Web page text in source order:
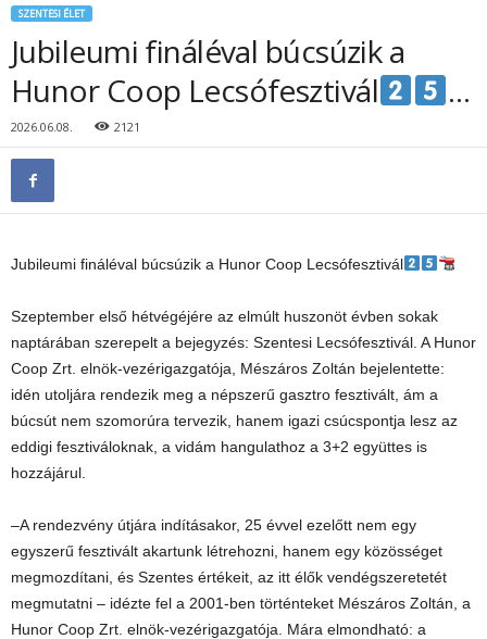
SZENTESI ÉLET
Jubileumi fináléval búcsúzik a
Hunor Coop Lecsófesztivál
…
2026.06.08. 2121
Jubileumi fináléval búcsúzik a Hunor Coop Lecsófesztivál
Szeptember első hétvégéjére az elmúlt huszonöt évben sokak
naptárában szerepelt a bejegyzés: Szentesi Lecsófesztivál. A Hunor
Coop Zrt. elnök-vezérigazgatója, Mészáros Zoltán bejelentette:
idén utoljára rendezik meg a népszerű gasztro fesztivált, ám a
búcsút nem szomorúra tervezik, hanem igazi csúcspontja lesz az
eddigi fesztiváloknak, a vidám hangulathoz a 3+2 együttes is
hozzájárul.
–A rendezvény útjára indításakor, 25 évvel ezelőtt nem egy
egyszerű fesztivált akartunk létrehozni, hanem egy közösséget
megmozdítani, és Szentes értékeit, az itt élők vendégszeretetét
megmutatni – idézte fel a 2001-ben történteket Mészáros Zoltán, a
Hunor Coop Zrt. elnök-vezérigazgatója. Mára elmondható: a